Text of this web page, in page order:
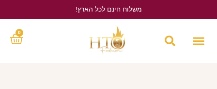
משלוח חינם לכל הארץ!
0